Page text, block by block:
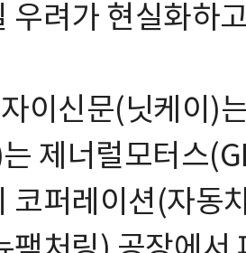
우려가 현실화하
이신문(닛케이)
제너럴모터스
코퍼레이션(자동